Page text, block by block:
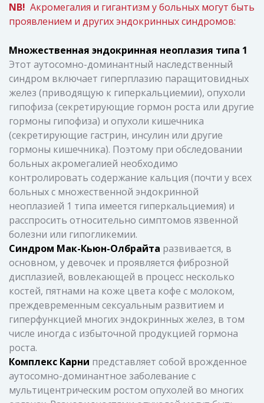
NB! Акромегалия и гигантизм у больных могут быть
проявлением и других эндокринных синдромов:
Множественная эндокринная неоплазия типа 1
Этот аутосомно-доминантный наследственный
синдром включает гиперплазию паращитовидных
желез (приводящую к гиперкальциемии), опухоли
гипофиза (секретирующие гормон роста или другие
гормоны гипофиза) и опухоли кишечника
(секретирующие гастрин, инсулин или другие
гормоны кишечника). Поэтому при обследовании
больных акромегалией необходимо
контролировать содержание кальция (почти у всех
больных с множественной эндокринной
неоплазией 1 типа имеется гиперкальциемия) и
расспросить относительно симптомов язвенной
болезни или гипогликемии.
Синдром Мак-Кьюн-Олбрайта развивается, в
основном, у девочек и проявляется фиброзной
дисплазией, вовлекающей в процесс несколько
костей, пятнами на коже цвета кофе с молоком,
преждевременным сексуальным развитием и
гиперфункцией многих эндокринных желез, в том
числе иногда с избыточной продукцией гормона
роста.
Комплекс Карни представляет собой врожденное
аутосомно-доминантное заболевание с
мультицентрическим ростом опухолей во многих